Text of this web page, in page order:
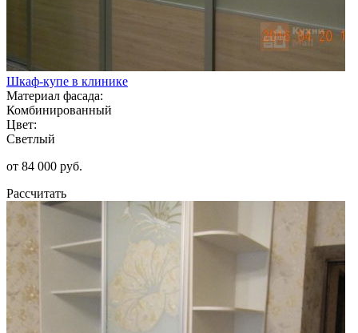
Шкаф-купе в клинике
Материал фасада:
Комбинированный
Цвет:
Светлый
от 84 000 руб.
Рассчитать